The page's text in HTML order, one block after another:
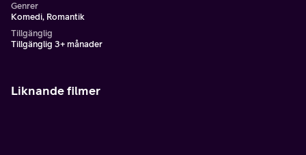
Genrer
Komedi, Romantik
Tillgänglig
Tillgänglig 3+ månader
Liknande filmer